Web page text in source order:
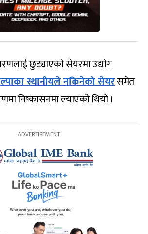
छुट्याएको सेयरमा उद्योग
स्थानीयले नकिनेको सेयरसमेत
निष्कासनमा ल्याएको थियो ।